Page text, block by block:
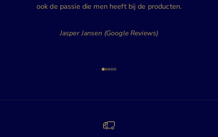
ook de passie die men heeft bij de producten.
Jasper Jansen (Google Reviews)
Naar artikel 1
Naar artikel 2
Naar artikel 3
Naar artikel 4
Naar artikel 5